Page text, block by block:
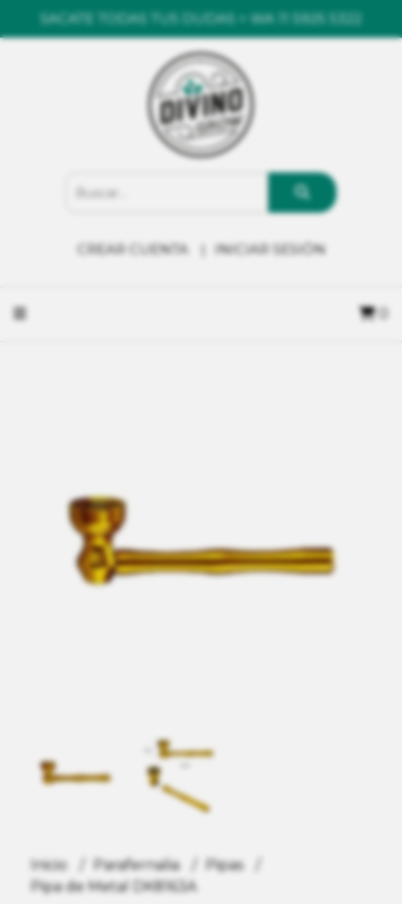
SACATE TODAS TUS DUDAS > WA 11 5925 5322
CREAR CUENTA INICIAR SESIÓN
Inicio Parafernalia
Pipas
Pipa de Metal DK8163A